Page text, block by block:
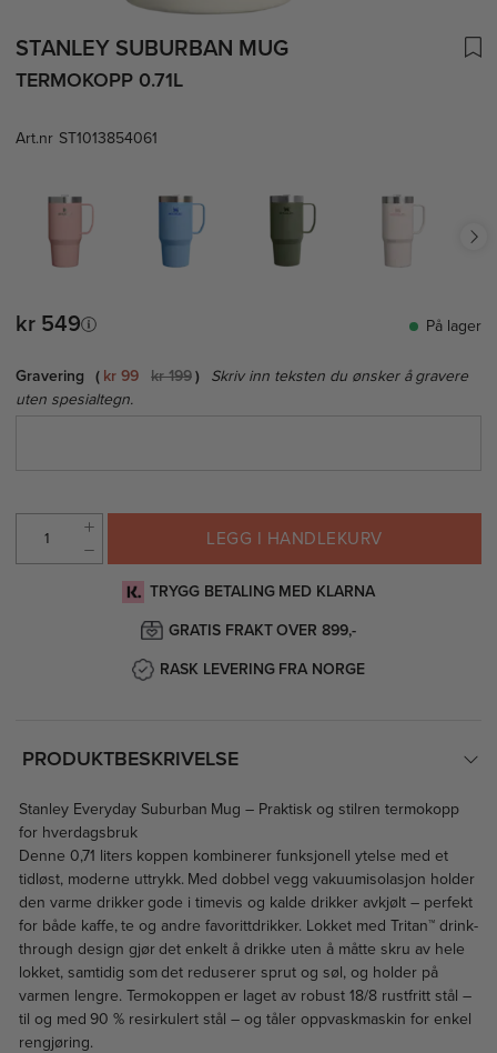
STANLEY SUBURBAN MUG
TERMOKOPP 0.71L
Art.nr ST1013854061
kr 549 På lager
Gravering kr 99 kr 199
Skriv inn teksten du ønsker å gravere
uten spesialtegn.
LEGG I HANDLEKURV
TRYGG BETALING MED KLARNA
GRATIS FRAKT OVER 899,-
RASK LEVERING FRA NORGE
PRODUKTBESKRIVELSE
Stanley Everyday Suburban Mug – Praktisk og stilren termokopp
for hverdagsbruk
Denne 0,71 liters koppen kombinerer funksjonell ytelse med et
tidløst, moderne uttrykk. Med dobbel vegg vakuumisolasjon holder
den varme drikker gode i timevis og kalde drikker avkjølt – perfekt
for både kaffe, te og andre favorittdrikker. Lokket med Tritan™ drink-
through design gjør det enkelt å drikke uten å måtte skru av hele
lokket, samtidig som det reduserer sprut og søl, og holder på
varmen lengre. Termokoppen er laget av robust 18/8 rustfritt stål –
til og med 90 % resirkulert stål – og tåler oppvaskmaskin for enkel
rengjøring.